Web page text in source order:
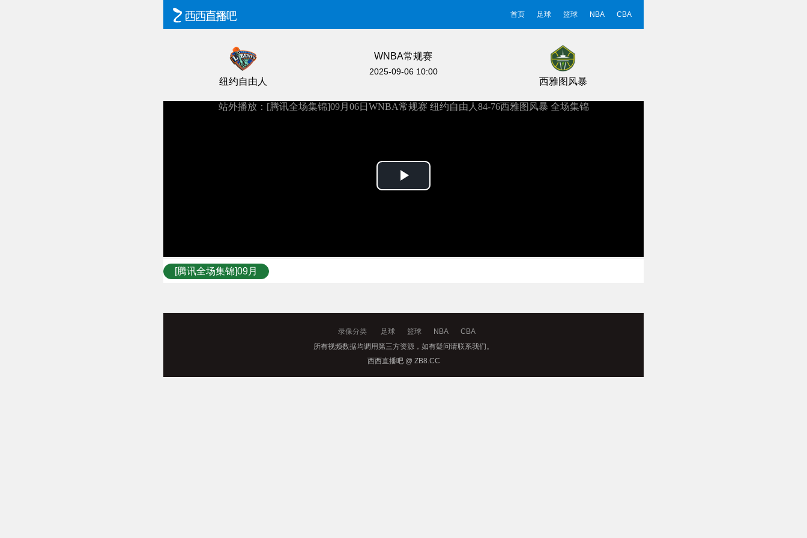
首页 足球 篮球 NBA CBA
纽约自由人
WNBA常规赛
2025-09-06 10:00
西雅图风暴
[腾讯全场集锦]09月
录像分类 足球 篮球 NBA
CBA
所有视频数据均调用第三方资源，如有疑问请联系我们。
西西直播吧 @ ZB8.CC